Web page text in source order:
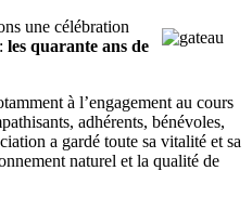
une célébration
les quarante ans de
à l’engagement au cours
adhérents, bénévoles,
a gardé toute sa vitalité et sa
naturel et la qualité de